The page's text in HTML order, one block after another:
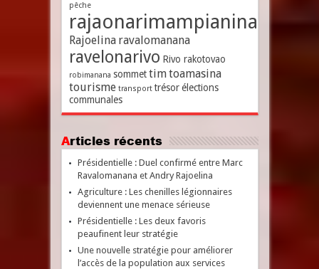
pêche
rajaonarimampianina
Rajoelina ravalomanana
ravelonarivo Rivo rakotovao
robimanana sommet timtoamasina
tourisme transport trésor élections
communales
Articles récents
Présidentielle : Duel confirmé entre Marc
Ravalomanana et Andry Rajoelina
Agriculture : Les chenilles légionnaires
deviennent une menace sérieuse
Présidentielle : Les deux favoris
peaufinent leur stratégie
Une nouvelle stratégie pour améliorer
l’accès de la population aux services